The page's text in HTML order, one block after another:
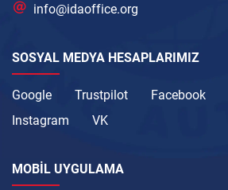
info@idaoffice.org
SOSYAL MEDYA HESAPLARIMIZ
Google Trustpilot Facebook
Instagram
VK
MOBIL UYGULAMA